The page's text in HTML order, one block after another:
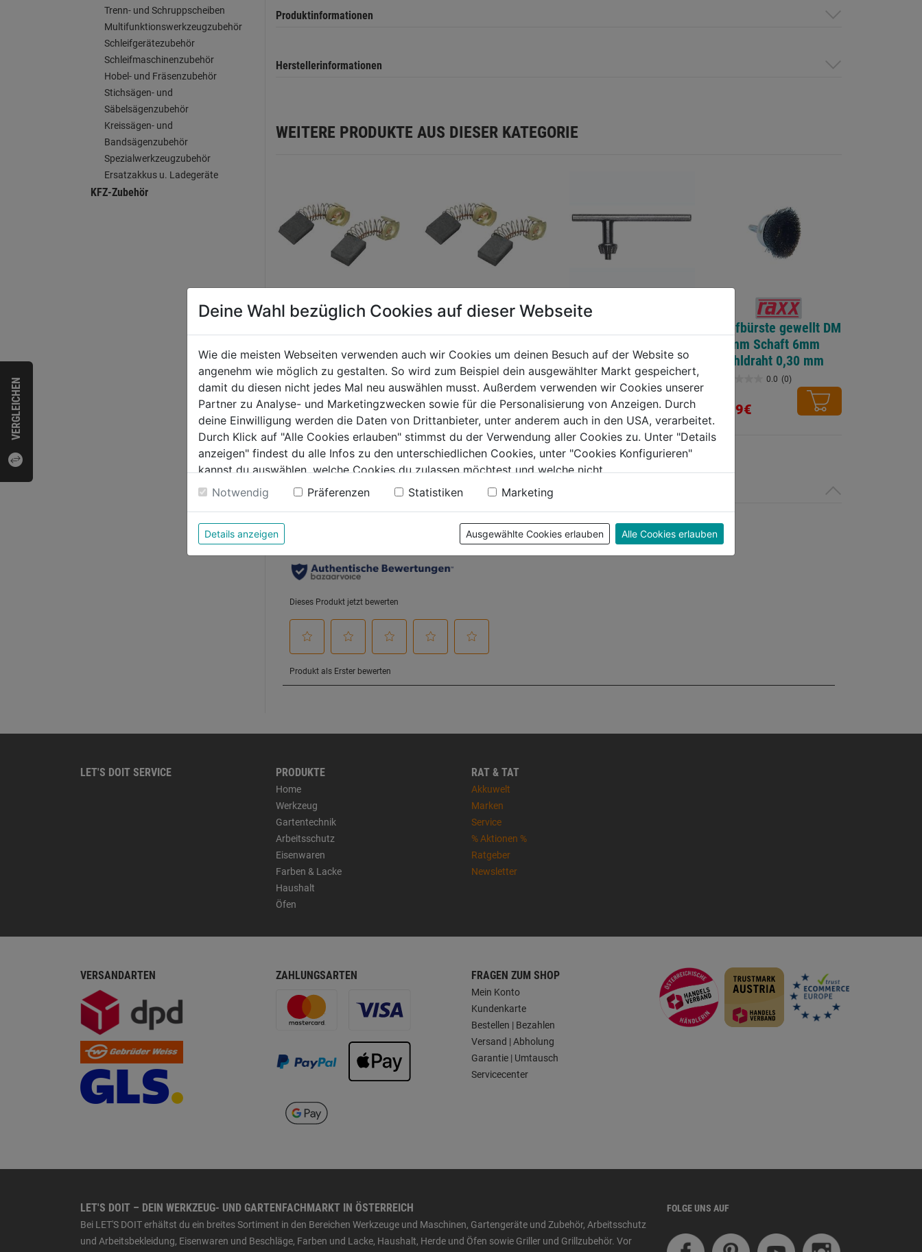
VERGLEICHEN
Trenn- und Schruppscheiben
Multifunktionswerkzeugzubehör
Schleifgerätezubehör
Schleifmaschinenzubehör
Hobel- und Fräsenzubehör
Stichsägen- und
Säbelsägenzubehör
Kreissägen- und
Bandsägenzubehör
Spezialwerkzeugzubehör
Ersatzakkus u. Ladegeräte
KFZ-Zubehör
Produktinformationen
Herstellerinformationen
WEITERE PRODUKTE AUS DIESER KATEGORIE
1
0.0 (0)
0.0
von
5
Sternen.
6,99€
0.0
0.0
von
5
Sternen.
6,99€
(0)
0.0
von
5
Sternen.
6,99€
Topfbürste gewellt DM
50mm Schaft 6mm
Stahldraht 0,30 mm
0.0 (0)
Sternen.
6,99€
Bewertung
LET'S DOIT SERVICE PRODUKTE
Home
Werkzeug
Gartentechnik
Arbeitsschutz
Eisenwaren
Farben & Lacke
Haushalt
Öfen
RAT & TAT
Akkuwelt
Marken
Service
% Aktionen %
Ratgeber
Newsletter
VERSANDARTEN ZAHLUNGSARTEN FRAGEN ZUM SHOP
Mein Konto
Kundenkarte
Bestellen | Bezahlen
Versand | Abholung
Garantie | Umtausch
Servicecenter
LET'S DOIT – DEIN WERKZEUG- UND GARTENFACHMARKT IN ÖSTERREICH
Bei LET'S DOIT erhältst du ein breites Sortiment in den Bereichen Werkzeuge und Maschinen, Gartengeräte und Zubehör, Arbeitsschutz
und Arbeitsbekleidung, Eisenwaren und Beschläge, Farben und Lacke, Haushalt, Herde und Öfen sowie Griller und Grillzubehör. Vor
FOLGE UNS AUF
Deine Wahl bezüglich Cookies auf dieser Webseite
Wie die meisten Webseiten verwenden auch wir Cookies um deinen Besuch auf der Website so
angenehm wie möglich zu gestalten. So wird zum Beispiel dein ausgewählter Markt gespeichert,
damit du diesen nicht jedes Mal neu auswählen musst. Außerdem verwenden wir Cookies unserer
Partner zu Analyse- und Marketingzwecken sowie für die Personalisierung von Anzeigen. Durch
deine Einwilligung werden die Daten von Drittanbieter, unter anderem auch in den USA, verarbeitet.
Durch Klick auf "Alle Cookies erlauben" stimmst du der Verwendung aller Cookies zu. Unter "Details
anzeigen" findest du alle Infos zu den unterschiedlichen Cookies, unter "Cookies Konfigurieren"
kannst du auswählen, welche Cookies du zulassen möchtest und welche nicht.
Weitere Informationen findest du in unserer Datenschutzerklärung
Notwendig Präferenzen Statistiken Marketing
Details anzeigen Ausgewählte Cookies erlauben Alle Cookies erlauben